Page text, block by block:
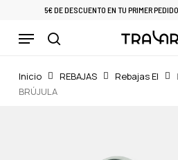
main
5€ DE DESCUENTO EN TU PRIMER
Menu Cart
Inicio REBAJAS Rebajas El
BRÚJULA